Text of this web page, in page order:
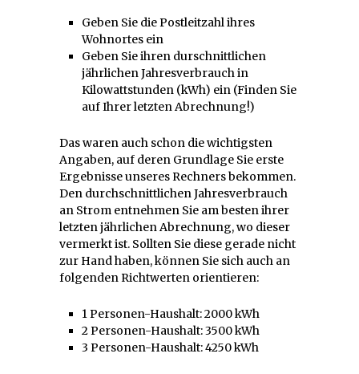
Geben Sie die Postleitzahl ihres
Wohnortes ein
Geben Sie ihren durschnittlichen
jährlichen Jahresverbrauch in
Kilowattstunden (kWh) ein (Finden Sie
auf Ihrer letzten Abrechnung!)
Das waren auch schon die wichtigsten
Angaben, auf deren Grundlage Sie erste
Ergebnisse unseres Rechners bekommen.
Den durchschnittlichen Jahresverbrauch
an Strom entnehmen Sie am besten ihrer
letzten jährlichen Abrechnung, wo dieser
vermerkt ist. Sollten Sie diese gerade nicht
zur Hand haben, können Sie sich auch an
folgenden Richtwerten orientieren:
1 Personen-Haushalt: 2000 kWh
2 Personen-Haushalt: 3500 kWh
3 Personen-Haushalt: 4250 kWh